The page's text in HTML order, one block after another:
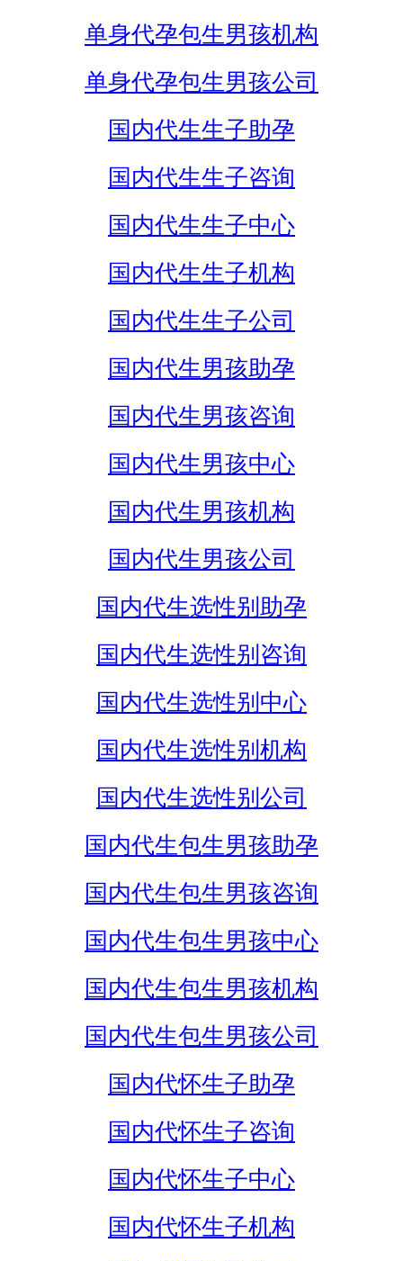
单身代孕包生男孩机构
单身代孕包生男孩公司
国内代生生子助孕
国内代生生子咨询
国内代生生子中心
国内代生生子机构
国内代生生子公司
国内代生男孩助孕
国内代生男孩咨询
国内代生男孩中心
国内代生男孩机构
国内代生男孩公司
国内代生选性别助孕
国内代生选性别咨询
国内代生选性别中心
国内代生选性别机构
国内代生选性别公司
国内代生包生男孩助孕
国内代生包生男孩咨询
国内代生包生男孩中心
国内代生包生男孩机构
国内代生包生男孩公司
国内代怀生子助孕
国内代怀生子咨询
国内代怀生子中心
国内代怀生子机构